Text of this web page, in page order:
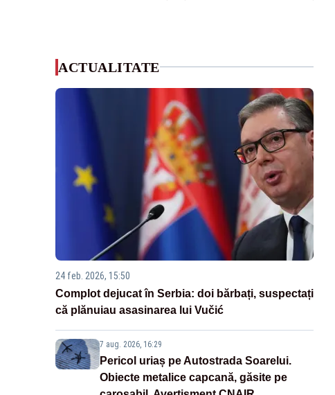
ACTUALITATE
24 feb. 2026, 15:50
Complot dejucat în Serbia: doi bărbați, suspectați
că plănuiau asasinarea lui Vučić
7 aug. 2026, 16:29
Pericol uriaș pe Autostrada Soarelui.
Obiecte metalice capcană, găsite pe